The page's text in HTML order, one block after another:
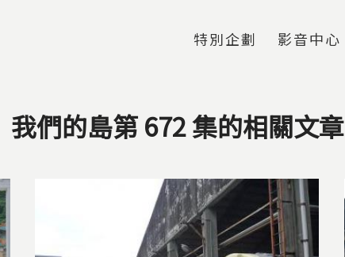
特別企劃 影音中心
我們的島第 672 集的相關文章